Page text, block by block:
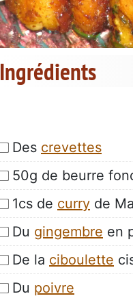
Ingrédients
Des crevettes
50g de beurre
1cs de curry de
Du gingembre en
De la ciboulette
Du poivre